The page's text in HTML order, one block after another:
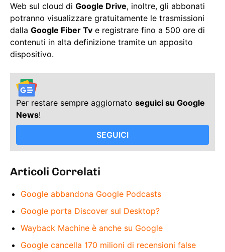
Web sul cloud di Google Drive, inoltre, gli abbonati
potranno visualizzare gratuitamente le trasmissioni
dalla Google Fiber Tv e registrare fino a 500 ore di
contenuti in alta definizione tramite un apposito
dispositivo.
Per restare sempre aggiornato seguici su Google
News!
SEGUICI
Articoli Correlati
Google abbandona Google Podcasts
Google porta Discover sul Desktop?
Wayback Machine è anche su Google
Google cancella 170 milioni di recensioni false